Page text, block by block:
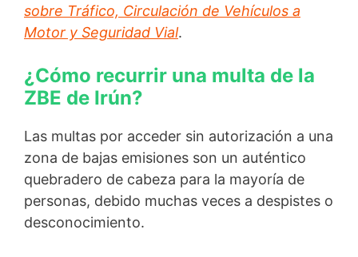
sobre Tráfico, Circulación de Vehículos a
Motor y Seguridad Vial.
¿Cómo recurrir una multa de la
ZBE de Irún?
Las multas por acceder sin autorización a una
zona de bajas emisiones son un auténtico
quebradero de cabeza para la mayoría de
personas, debido muchas veces a despistes o
desconocimiento.